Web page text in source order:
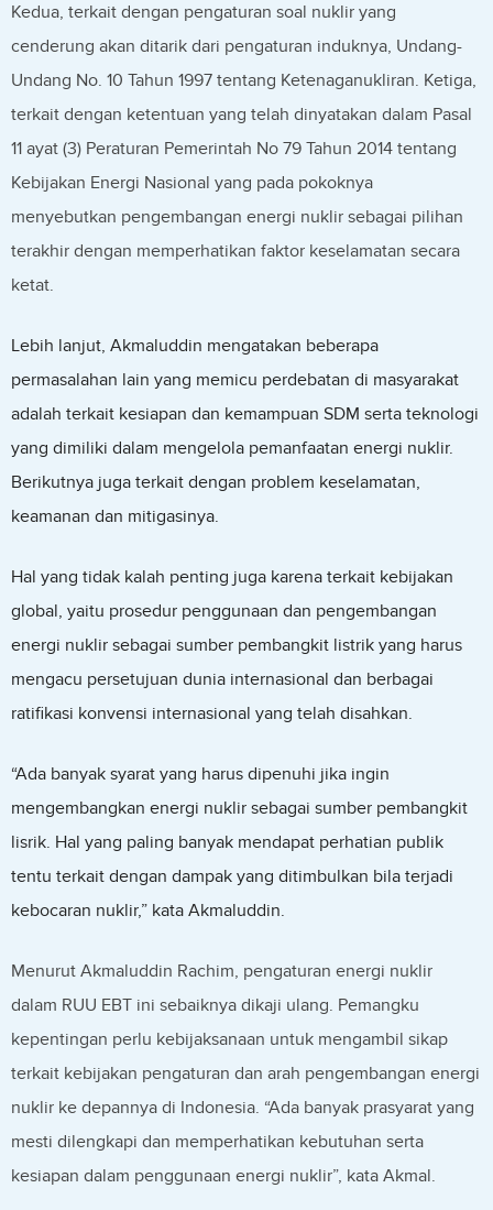
Kedua, terkait dengan pengaturan soal nuklir yang
cenderung akan ditarik dari pengaturan induknya, Undang-
Undang No. 10 Tahun 1997 tentang Ketenaganukliran. Ketiga,
terkait dengan ketentuan yang telah dinyatakan dalam Pasal
11 ayat (3) Peraturan Pemerintah No 79 Tahun 2014 tentang
Kebijakan Energi Nasional yang pada pokoknya
menyebutkan pengembangan energi nuklir sebagai pilihan
terakhir dengan memperhatikan faktor keselamatan secara
ketat.
Lebih lanjut, Akmaluddin mengatakan beberapa
permasalahan lain yang memicu perdebatan di masyarakat
adalah terkait kesiapan dan kemampuan SDM serta teknologi
yang dimiliki dalam mengelola pemanfaatan energi nuklir.
Berikutnya juga terkait dengan problem keselamatan,
keamanan dan mitigasinya.
Hal yang tidak kalah penting juga karena terkait kebijakan
global, yaitu prosedur penggunaan dan pengembangan
energi nuklir sebagai sumber pembangkit listrik yang harus
mengacu persetujuan dunia internasional dan berbagai
ratifikasi konvensi internasional yang telah disahkan.
“Ada banyak syarat yang harus dipenuhi jika ingin
mengembangkan energi nuklir sebagai sumber pembangkit
lisrik. Hal yang paling banyak mendapat perhatian publik
tentu terkait dengan dampak yang ditimbulkan bila terjadi
kebocaran nuklir,” kata Akmaluddin.
Menurut Akmaluddin Rachim, pengaturan energi nuklir
dalam RUU EBT ini sebaiknya dikaji ulang. Pemangku
kepentingan perlu kebijaksanaan untuk mengambil sikap
terkait kebijakan pengaturan dan arah pengembangan energi
nuklir ke depannya di Indonesia. “Ada banyak prasyarat yang
mesti dilengkapi dan memperhatikan kebutuhan serta
kesiapan dalam penggunaan energi nuklir”, kata Akmal.